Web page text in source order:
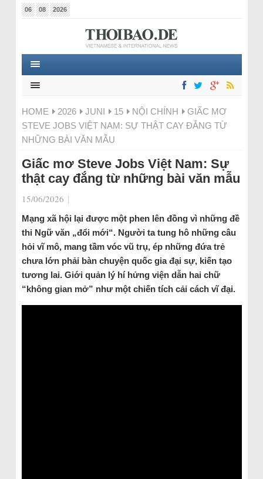
06 08 2026
HOME 2026 JUNI 15 NỘI CHÍNH
GIẤC MƠ
STEVE JOBS VIỆT NAM: SỰ THẬT CAY ĐẮNG TỪ
NHỮNG BÀI VĂN MẪU
Giấc mơ Steve Jobs Việt Nam: Sự
thật cay đắng từ những bài văn mẫu
15/06/2026 |
Mạng xã hội lại được một phen lên đồng vì những đề
thi Ngữ văn „đổi mới“. Người ta tung hô những câu
hỏi vĩ mô, mang tầm vóc vũ trụ, ép những đứa trẻ
chưa lớn phải bàn chuyện quốc gia đại sự, kiến tạo
tương lai. Giới quản lý hí hửng viện dẫn hai chữ
“không gian mở” như một chiến tích cải cách vĩ đại.